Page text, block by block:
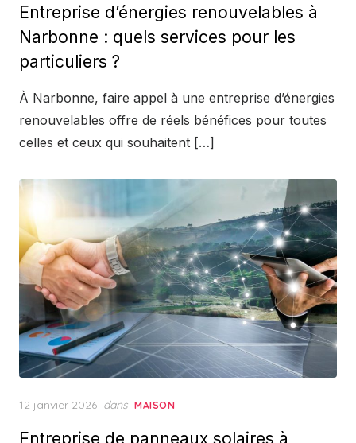
Entreprise d’énergies renouvelables à
Narbonne : quels services pour les
particuliers ?
À Narbonne, faire appel à une entreprise d’énergies
renouvelables offre de réels bénéfices pour toutes
celles et ceux qui souhaitent […]
Posted
12 janvier 2026 dans MAISON
Entreprise de panneaux solaires à